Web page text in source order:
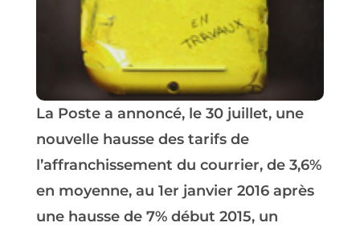
La Poste a annoncé, le 30 juillet, une
nouvelle hausse des tarifs de
l’affranchissement du courrier, de 3,6%
en moyenne, au 1er janvier 2016 après
une hausse de 7% début 2015, un